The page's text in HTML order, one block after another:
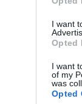
I want
Opted
I want
of my
was
Opted